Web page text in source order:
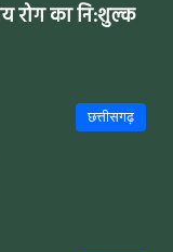
का नि:शुल्क
छत्तीसगढ़